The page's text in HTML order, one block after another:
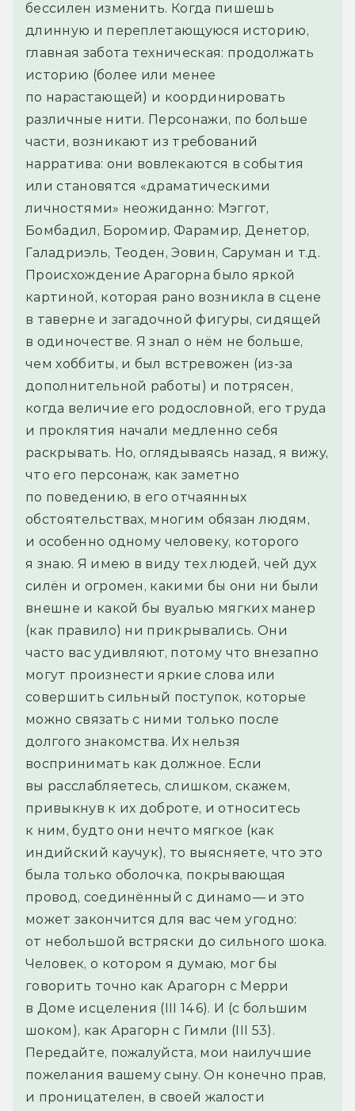
бессилен изменить. Когда пишешь
длинную и переплетающуюся историю,
главная забота техническая: продолжать
историю (более или менее
по нарастающей) и координировать
различные нити. Персонажи, по больше
части, возникают из требований
нарратива: они вовлекаются в события
или становятся «драматическими
личностями» неожиданно: Мэггот,
Бомбадил, Боромир, Фарамир, Денетор,
Галадриэль, Теоден, Эовин, Саруман и т.д.
Происхождение Арагорна было яркой
картиной, которая рано возникла в сцене
в таверне и загадочной фигуры, сидящей
в одиночестве. Я знал о нём не больше,
чем хоббиты, и был встревожен (из-за
дополнительной работы) и потрясен,
когда величие его родословной, его труда
и проклятия начали медленно себя
раскрывать. Но, оглядываясь назад, я вижу,
что его персонаж, как заметно
по поведению, в его отчаянных
обстоятельствах, многим обязан людям,
и особенно одному человеку, которого
я знаю. Я имею в виду тех людей, чей дух
силён и огромен, какими бы они ни были
внешне и какой бы вуалью мягких манер
(как правило) ни прикрывались. Они
часто вас удивляют, потому что внезапно
могут произнести яркие слова или
совершить сильный поступок, которые
можно связать с ними только после
долгого знакомства. Их нельзя
воспринимать как должное. Если
вы расслабляетесь, слишком, скажем,
привыкнув к их доброте, и относитесь
к ним, будто они нечто мягкое (как
индийский каучук), то выясняете, что это
была только оболочка, покрывающая
провод, соединённый с динамо — и это
может закончится для вас чем угодно:
от небольшой встряски до сильного шока.
Человек, о котором я думаю, мог бы
говорить точно как Арагорн с Мерри
в Доме исцеления (III 146). И (с большим
шоком), как Арагорн с Гимли (III 53).
Передайте, пожалуйста, мои наилучшие
пожелания вашему сыну. Он конечно прав,
и проницателен, в своей жалости